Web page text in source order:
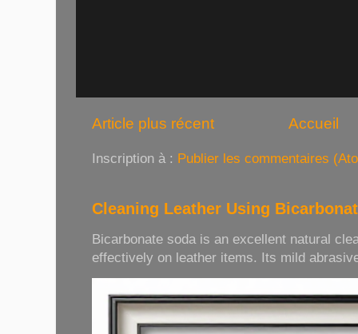
Article plus récent Accueil
Inscription à : Publier les commentaires
Cleaning Leather Using
Bicarbonate soda is an excellent natural
effectively on leather items. Its mild